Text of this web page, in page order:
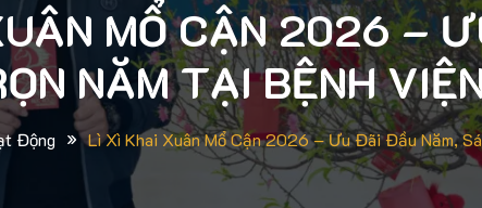
MỔ CẬN 2026 –
NĂM TẠI BỆNH
Động » Lì Xì Khai Xuân Mổ Cận 2026 – Ưu Đãi Đầu Năm,